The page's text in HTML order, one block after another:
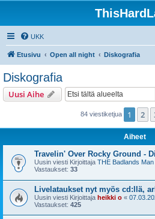
UKK
Etusivu Open all night Diskografia
Diskografia
Uusi Aihe
84 viestiketjua 1 2
Aiheet
Travelin' Over Rocky Ground -
Uusin viesti Kirjoittaja THE Badlands Man
Vastaukset: 33
Livelataukset nyt myös cd:llä,
Uusin viesti Kirjoittaja heikki o «
Vastaukset: 425